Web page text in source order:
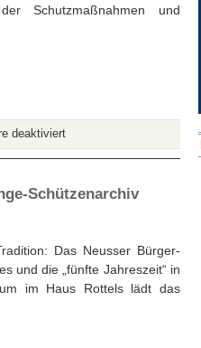
Schutzmaßnahmen und
deaktiviertfür
Schützen
denn
!
Schützenarchiv
Das Neusser Bürger-
und die „fünfte Jahreszeit“ in
im Haus Rottels lädt das